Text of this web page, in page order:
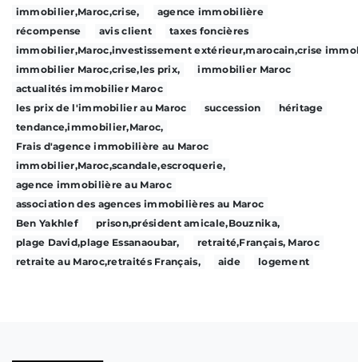
immobilier,Maroc,crise,
agence immobilière
récompense
avis client
taxes foncières
immobilier,Maroc,investissement extérieur,marocain,crise
immobilier Maroc,crise,les prix,
immobilier Maroc
actualités immobilier Maroc
les prix de l'immobilier au Maroc
succession
héritage
tendance,immobilier,Maroc,
Frais d'agence immobilière au Maroc
immobilier,Maroc,scandale,escroquerie,
agence immobilière au Maroc
association des agences immobilières au Maroc
Ben Yakhlef
prison,président amicale,Bouznika,
plage David,plage Essanaoubar,
retraité,Français, Maroc
retraite au Maroc,retraités Français,
aide logement